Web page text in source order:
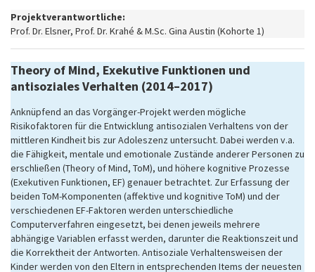
Projektverantwortliche:
Prof. Dr. Elsner, Prof. Dr. Krahé & M.Sc. Gina Austin (Kohorte 1)
Theory of Mind, Exekutive Funktionen und
antisoziales Verhalten (2014–2017)
Anknüpfend an das Vorgänger-Projekt werden mögliche
Risikofaktoren für die Entwicklung antisozialen Verhaltens von der
mittleren Kindheit bis zur Adoleszenz untersucht. Dabei werden v.a.
die Fähigkeit, mentale und emotionale Zustände anderer Personen zu
erschließen (Theory of Mind, ToM), und höhere kognitive Prozesse
(Exekutiven Funktionen, EF) genauer betrachtet. Zur Erfassung der
beiden ToM-Komponenten (affektive und kognitive ToM) und der
verschiedenen EF-Faktoren werden unterschiedliche
Computerverfahren eingesetzt, bei denen jeweils mehrere
abhängige Variablen erfasst werden, darunter die Reaktionszeit und
die Korrektheit der Antworten. Antisoziale Verhaltensweisen der
Kinder werden von den Eltern in entsprechenden Items der neuesten